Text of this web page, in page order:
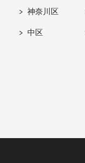
神奈川区
中区